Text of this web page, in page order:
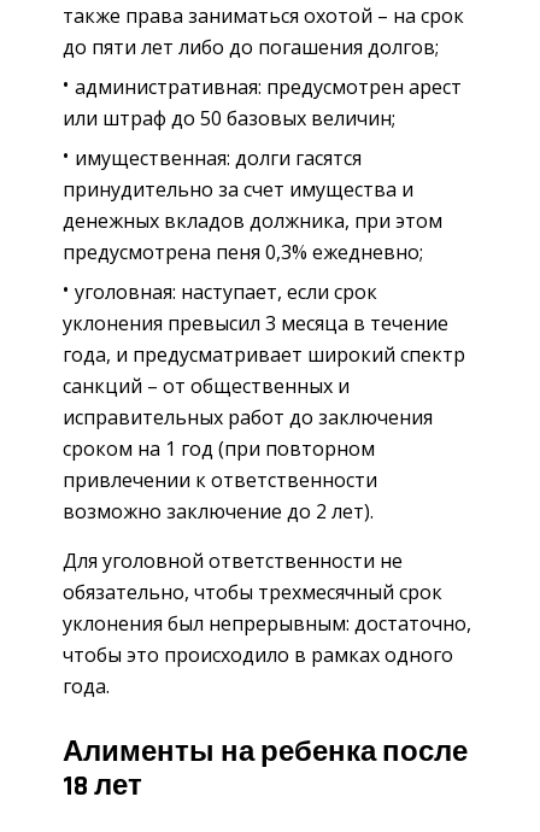
также права заниматься охотой – на срок
до пяти лет либо до погашения долгов;
административная: предусмотрен арест
или штраф до 50 базовых величин;
имущественная: долги гасятся
принудительно за счет имущества и
денежных вкладов должника, при этом
предусмотрена пеня 0,3% ежедневно;
уголовная: наступает, если срок
уклонения превысил 3 месяца в течение
года, и предусматривает широкий спектр
санкций – от общественных и
исправительных работ до заключения
сроком на 1 год (при повторном
привлечении к ответственности
возможно заключение до 2 лет).
Для уголовной ответственности не
обязательно, чтобы трехмесячный срок
уклонения был непрерывным: достаточно,
чтобы это происходило в рамках одного
года.
Алименты на ребенка после
18 лет